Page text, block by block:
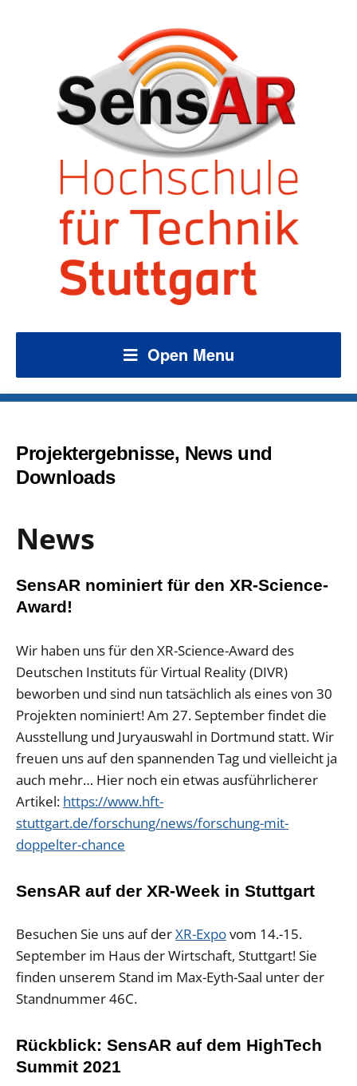
Open Menu
Projektergebnisse, News und
Downloads
News
SensAR nominiert für den XR-Science-
Award!
Wir haben uns für den XR-Science-Award des
Deutschen Instituts für Virtual Reality (DIVR)
beworben und sind nun tatsächlich als eines von 30
Projekten nominiert! Am 27. September findet die
Ausstellung und Juryauswahl in Dortmund statt. Wir
freuen uns auf den spannenden Tag und vielleicht ja
auch mehr… Hier noch ein etwas ausführlicherer
Artikel: https://www.hft-
stuttgart.de/forschung/news/forschung-mit-
doppelter-chance
SensAR auf der XR-Week in Stuttgart
Besuchen Sie uns auf derXR-Expovom 14.-15.
September im Haus der Wirtschaft, Stuttgart! Sie
finden unserem Stand im Max-Eyth-Saal unter der
Standnummer 46C.
Rückblick: SensAR auf dem HighTech
Summit 2021